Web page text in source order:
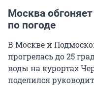
Москва
по погоде
В Москве и
прогрелась до 25
воды на курортах
поделился